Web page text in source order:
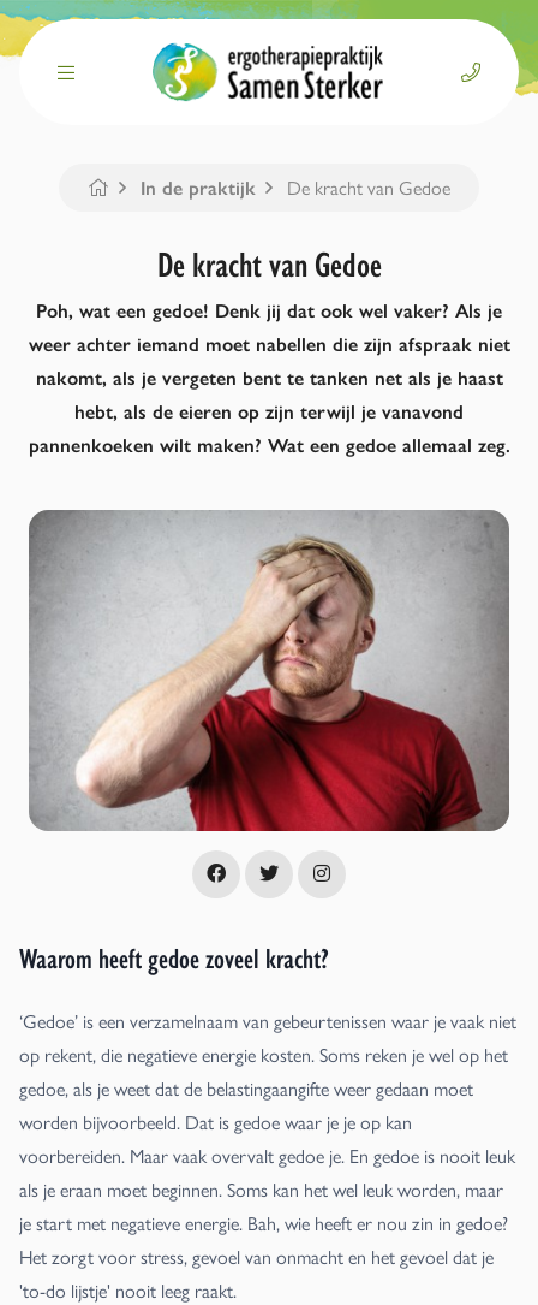
Naar Home
HomeIn de praktijk De kracht van Gedoe
De kracht van Gedoe
Poh, wat een gedoe! Denk jij dat ook wel vaker? Als je
weer achter iemand moet nabellen die zijn afspraak niet
nakomt, als je vergeten bent te tanken net als je haast
hebt, als de eieren op zijn terwijl je vanavond
pannenkoeken wilt maken? Wat een gedoe allemaal zeg.
Waarom heeft gedoe zoveel kracht?
‘Gedoe’ is een verzamelnaam van gebeurtenissen waar je vaak niet
op rekent, die negatieve energie kosten. Soms reken je wel op het
gedoe, als je weet dat de belastingaangifte weer gedaan moet
worden bijvoorbeeld. Dat is gedoe waar je je op kan
voorbereiden. Maar vaak overvalt gedoe je. En gedoe is nooit leuk
als je eraan moet beginnen. Soms kan het wel leuk worden, maar
je start met negatieve energie. Bah, wie heeft er nou zin in gedoe?
Het zorgt voor stress, gevoel van onmacht en het gevoel dat je
'to-do lijstje' nooit leeg raakt.